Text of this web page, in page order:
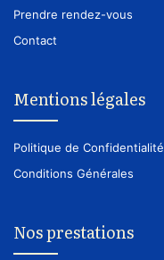
Prendre rendez-vous
Contact
Mentions légales
Politique de Confidentialité
Conditions Générales
Nos prestations